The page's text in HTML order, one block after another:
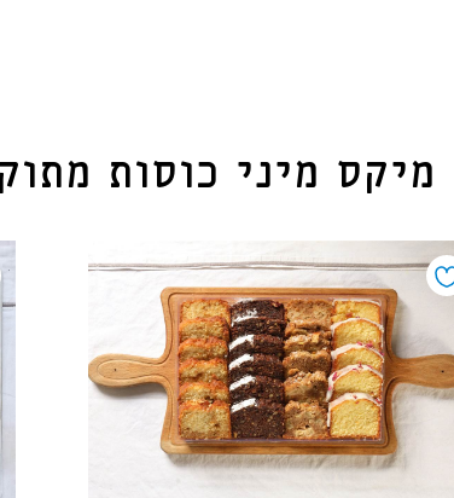
מיקס מיני כוסות